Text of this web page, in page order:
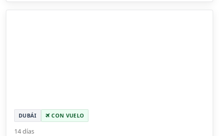
DUBÁI CON VUELO
14 días